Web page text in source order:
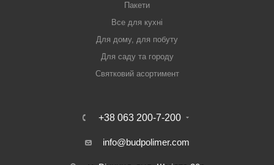
Пакети
Все для кухні
Для дому, для побуту
Для саду та городу
Святковий асортимент
+38 063 200-7-200
info@budpolimer.com